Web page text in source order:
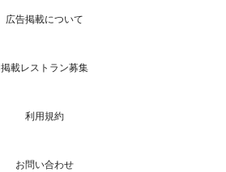
広告掲載について
掲載レストラン募集
利用規約
お問い合わせ